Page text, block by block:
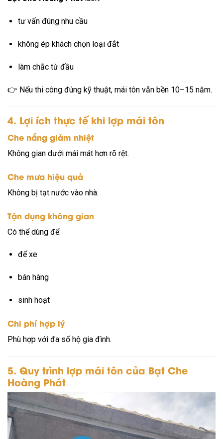
tư vấn đúng nhu cầu
không ép khách chọn loại đắt
làm chắc từ đầu
👉 Nếu thi công đúng kỹ thuật, mái tôn vẫn bền 10–15 năm.
4. Lợi ích thực tế khi lợp mái tôn
Che nắng giảm nhiệt
Không gian dưới mái mát hơn rõ rệt.
Che mưa hiệu quả
Không bị tạt nước vào nhà.
Tận dụng không gian
Có thể dùng để:
để xe
bán hàng
sinh hoạt
Chi phí hợp lý
Phù hợp với đa số hộ gia đình.
5. Quy trình lợp mái tôn của Bạt Che
Hoàng Phát